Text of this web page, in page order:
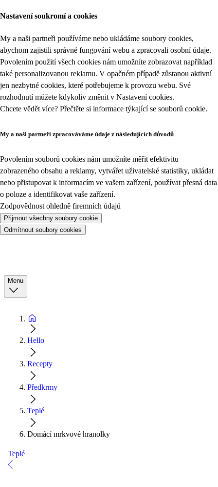
Nastavení soukromí a cookies
My a naši partneři používáme nebo ukládáme soubory cookies,
abychom zajistili správné fungování webu a zpracovali osobní údaje.
Povolením použití všech cookies nám umožníte zobrazovat například
také personalizovanou reklamu. V opačném případě zůstanou aktivní
jen nezbytné cookies, které potřebujeme k provozu webu. Své
rozhodnutí můžete kdykoliv změnit v Nastavení cookies.
Chcete vědět více? Přečtěte si informace týkající se souborů cookie.
My a naši partneři zpracováváme údaje z následujících důvodů
Povolením souborů cookies nám umožníte měřit efektivitu
zobrazeného obsahu a reklamy, vytvářet uživatelské statistiky, ukládat
nebo přistupovat k informacím ve vašem zařízení, používat přesná data
o poloze a identifikovat vaše zařízení.
Zodpovědnost ohledně firemních údajů
Přijmout všechny soubory cookie
Odmítnout soubory cookies
Menu
Hello
Recepty
Předkrmy
Teplé
Domácí mrkvové hranolky
Teplé